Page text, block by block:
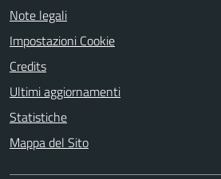
Note legali
Impostazioni Cookie
Credits
Ultimi aggiornamenti
Statistiche
Mappa del Sito